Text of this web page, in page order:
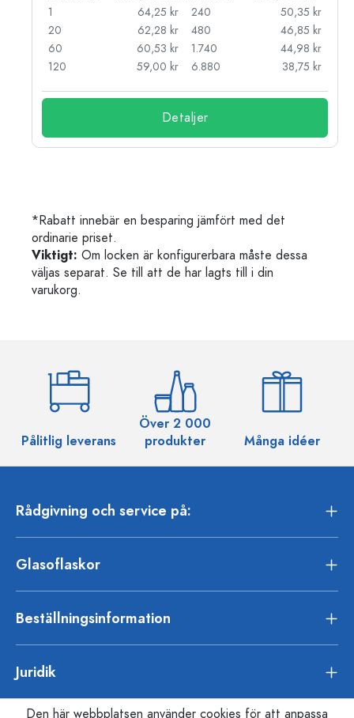
1
64,25 kr
20
62,28 kr
60
60,53 kr
120
59,00 kr
240
50,35 kr
480
46,85 kr
1.740
44,98 kr
6.880
38,75 kr
Detaljer
*Rabatt innebär en besparing jämfört med det
ordinarie priset.
Viktigt: Om locken är konfigurerbara måste dessa
väljas separat. Se till att de har lagts till i din
varukorg.
Pålitlig leverans
Över 2 000
produkter
Många idéer
Rådgivning och service på:
Glasoflaskor
Beställningsinformation
Juridik
Den här webbplatsen använder cookies för att anpassa